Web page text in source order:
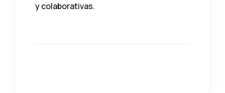
y colaborativas.